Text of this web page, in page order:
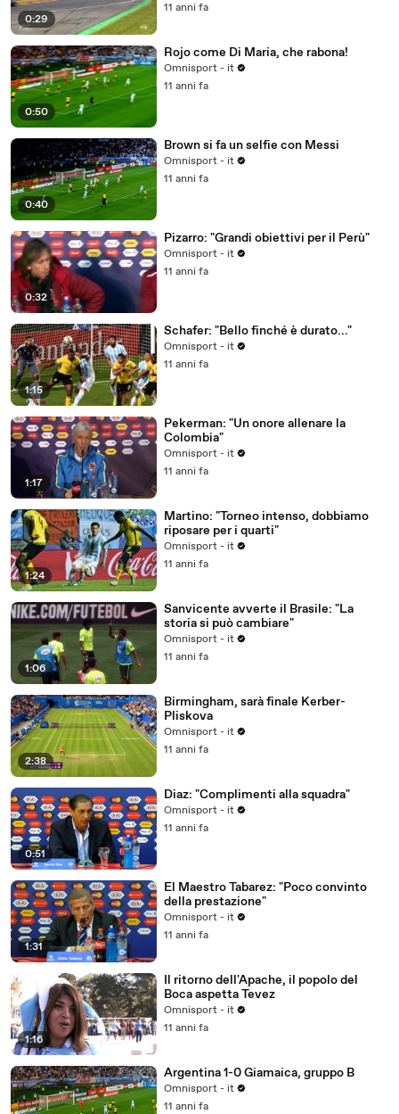
0:29
11 anni fa
0:50
Rojo come Di Maria, che rabona!
Omnisport - it
11 anni fa
0:40
Brown si fa un selfie con Messi
Omnisport - it
11 anni fa
0:32
Pizarro: "Grandi obiettivi per il Perù"
Omnisport - it
11 anni fa
1:15
Schafer: "Bello finché è durato..."
Omnisport - it
11 anni fa
1:17
Pekerman: "Un onore allenare la
Colombia"
Omnisport - it
11 anni fa
1:24
Martino: "Torneo intenso, dobbiamo
riposare per i quarti"
Omnisport - it
11 anni fa
1:06
Sanvicente avverte il Brasile: "La
storia si può cambiare"
Omnisport - it
11 anni fa
2:38
Birmingham, sarà finale Kerber-
Pliskova
Omnisport - it
11 anni fa
0:51
Diaz: "Complimenti alla squadra"
Omnisport - it
11 anni fa
1:31
El Maestro Tabarez: "Poco convinto
della prestazione"
Omnisport - it
11 anni fa
1:16
Il ritorno dell'Apache, il popolo del
Boca aspetta Tevez
Omnisport - it
11 anni fa
Argentina 1-0 Giamaica, gruppo B
Omnisport - it
11 anni fa